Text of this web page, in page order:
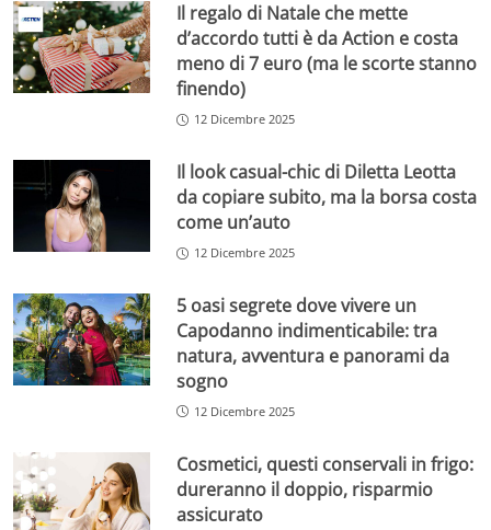
Il regalo di Natale che mette
d’accordo tutti è da Action e costa
meno di 7 euro (ma le scorte stanno
finendo)
12 Dicembre 2025
Il look casual-chic di Diletta Leotta
da copiare subito, ma la borsa costa
come un’auto
12 Dicembre 2025
5 oasi segrete dove vivere un
Capodanno indimenticabile: tra
natura, avventura e panorami da
sogno
12 Dicembre 2025
Cosmetici, questi conservali in frigo:
dureranno il doppio, risparmio
assicurato